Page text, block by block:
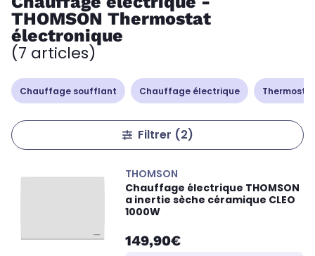
THOMSON Thermostat
électronique
(7 articles)
Chauffage soufflant Chauffage électrique
Filtrer (2)
THOMSON
Chauffage électrique THOMSON
a inertie sèche céramique CLEO
1000W
149,90€